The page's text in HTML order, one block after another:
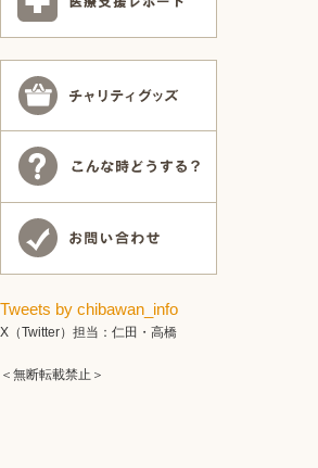
Tweets by chibawan_info
X（Twitter）担当：仁田・高橋
＜無断転載禁止＞